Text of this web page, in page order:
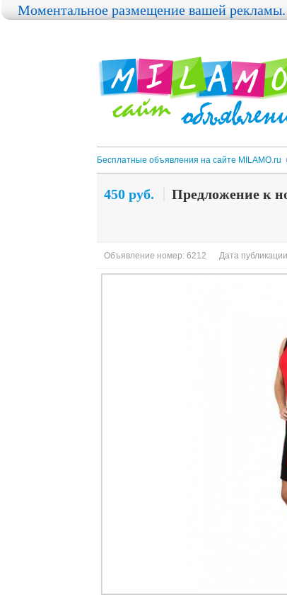
Бесплатные объявления на сайте MILAMO.ru
450 руб. Предложение к
Объявление номер: 6212 Дата
Моментальное размещение вашей рекламы.